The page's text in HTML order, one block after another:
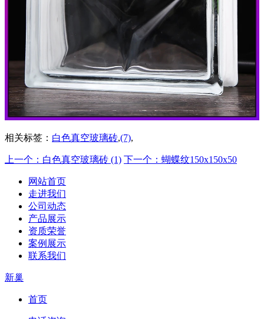
相关标签： 白色真空玻璃砖,(7),
上一个：白色真空玻璃砖 (1) 下一个：蝴蝶纹150x150x50
网站首页
走进我们
公司动态
产品展示
资质荣誉
案例展示
联系我们
新巢
首页